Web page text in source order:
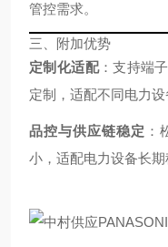
管控需求。
三、附加优势
定制化适配：支持端
定制，适配不同电力设
品控与供应链稳定 ：
小，适配电力设备长期